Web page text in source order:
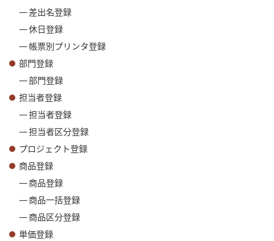
差出名登録
休日登録
帳票別プリンタ登録
部門登録
部門登録
担当者登録
担当者登録
担当者区分登録
プロジェクト登録
商品登録
商品登録
商品一括登録
商品区分登録
単価登録